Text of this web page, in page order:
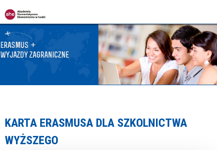
KARTA ERASMUSA DLA SZKOLNICTWA
WYŻSZEGO